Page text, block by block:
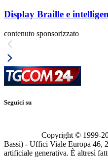
Display Braille e
contenuto sponsorizzato
Seguici su
Copyright © 1999-
Bassi) - Uffici Viale Europa 46,
artificiale generativa. È altresì